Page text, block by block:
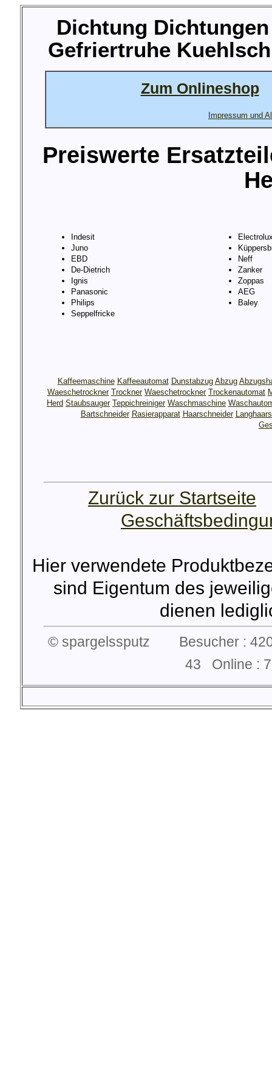
Dichtung
Gefriertruhe
Zum Onlineshop
Impressum und
Preiswerte
Indesit
Juno
EBD
De-Dietrich
Ignis
Panasonic
Philips
Seppelfricke
Neff
Zanker
Zoppas
AEG
Baley
Kaffeemaschine Kaffeeautomat Dunstabzug Abzug
Waeschetrockner Trockner Waeschetrockner Trockenautomat
Herd Staubsauger Teppichreiniger Waschmaschine
Bartschneider Rasierapparat Haarschneider
Zurück zur Startseite
Hier verwendete
sind Eigentum des
dienen
© spargelssputz Besucher :
43 Online